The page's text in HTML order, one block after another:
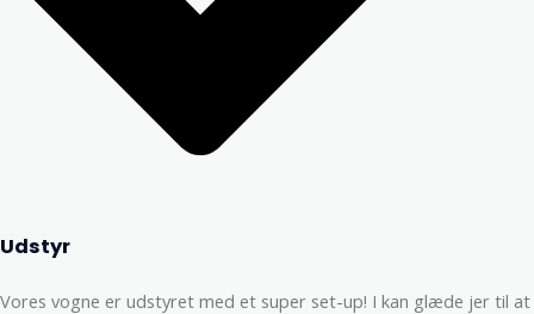
Udstyr
Vores vogne er udstyret med et super set-up! I kan glæde jer til at